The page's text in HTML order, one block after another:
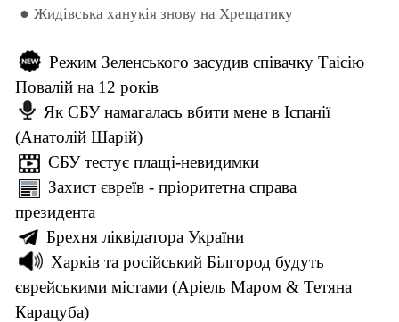
● Жидівська ханукія знову на Хрещатику
Режим Зеленського засудив співачку Таісію
Повалій на 12 років
Як СБУ намагалась вбити мене в Іспанії
(Анатолій Шарій)
СБУ тестує плащі-невидимки
Захист євреїв - пріоритетна справа
президента
Брехня ліквідатора України
Харків та російський Білгород будуть
єврейськими містами (Аріель Маром & Тетяна
Карацуба)